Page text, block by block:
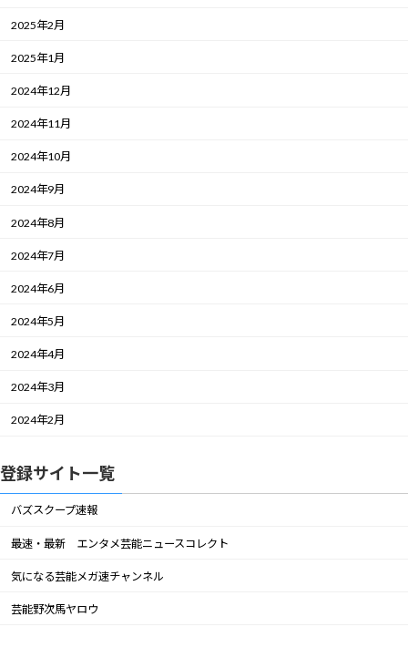
2025年2月
2025年1月
2024年12月
2024年11月
2024年10月
2024年9月
2024年8月
2024年7月
2024年6月
2024年5月
2024年4月
2024年3月
2024年2月
登録サイト一覧
バズスクープ速報
最速・最新 エンタメ芸能ニュースコレクト
気になる芸能メガ速チャンネル
芸能野次馬ヤロウ